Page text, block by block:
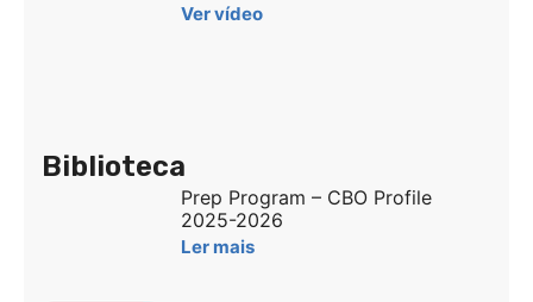
Ver vídeo
Biblioteca
Prep Program – CBO Profile
2025-2026
Ler mais